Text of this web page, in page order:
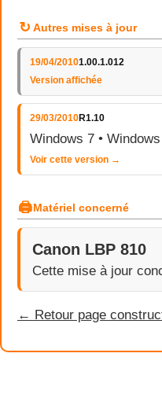
↻ Autres mises à jour
19/04/20101.00.1.012
Version affichée
29/03/2010R1.10
Windows 7 •
Voir cette version →
🖨Matériel concerné
Canon LBP 810
Cette mise à jour
← Retour page